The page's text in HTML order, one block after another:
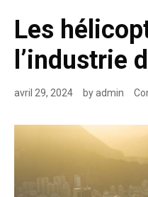
Les
l’industrie
avril 29, 2024 byadmin